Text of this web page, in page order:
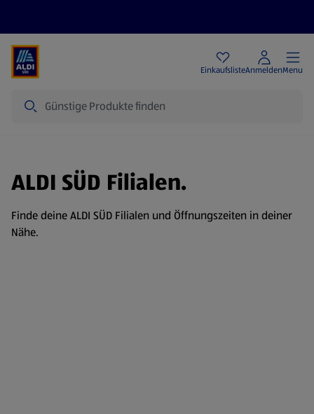
EinkaufslisteAnmeldenMenu
ALDI SÜD Filialen.
Finde deine ALDI SÜD Filialen und Öffnungszeiten in deiner
Nähe.